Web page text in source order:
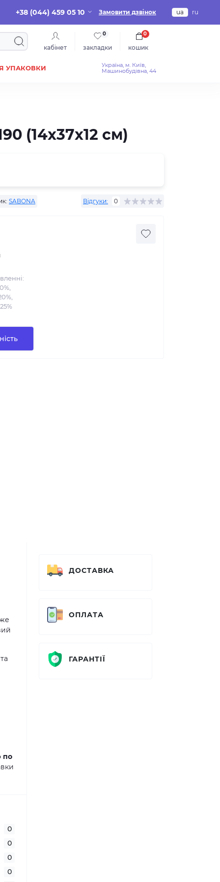
+38 (044) 459 05 10 Замовити дзвінок ua ru
кабінет закладки
0
кошик
0
УПАКОВКИ
Україна, м. Київ,
Машинобудівна, 44
(14x37x12 см)
SABONA Відгуки: 0
по
0
0
0
0
ДОСТАВКА
ОПЛАТА
ГАРАНТІЇ